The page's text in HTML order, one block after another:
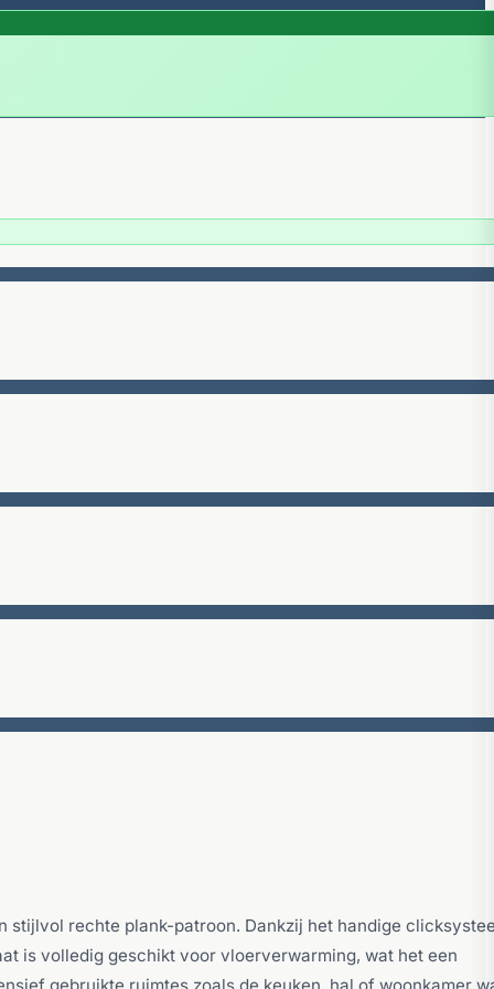
stijlvol rechte plank-patroon. Dankzij het handige
is volledig geschikt voor vloerverwarming, wat het een